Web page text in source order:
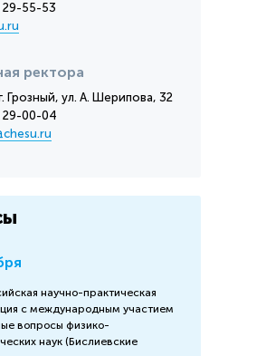
29-55-53
ректора
Грозный, ул. А. Шерипова, 32
29-00-04
научно-практическая
с международным участием
вопросы физико-
наук (Бислиевские